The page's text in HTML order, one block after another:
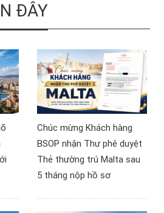
nhà đầu tư Việt Nam
Síp, bất động sản Síp và
thẻ cư trú châu Âu.
ĐÂY
Chúc mừng Khách hàng
BSOP nhận Thư phê duyệt
Thẻ thường trú Malta sau
5 tháng nộp hồ sơ